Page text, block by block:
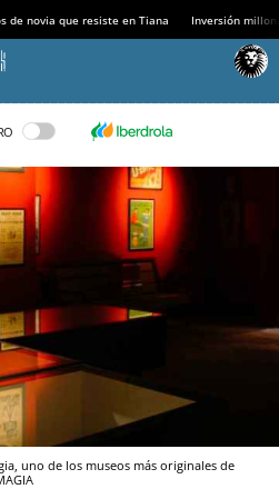
de novia que resiste en Tiana Inversión
uno de los museos más originales de